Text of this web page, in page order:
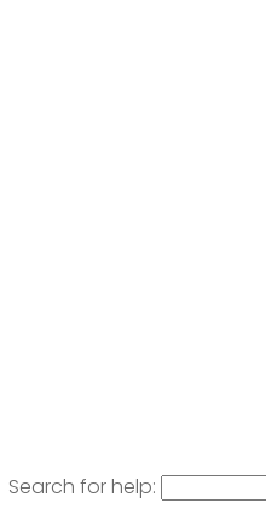
Search for help: